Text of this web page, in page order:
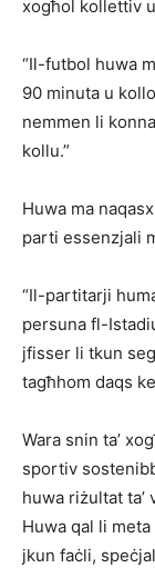
xogħol kollettiv
“Il-futbol huwa
90 minuta u
nemmen li
kollu.”
Huwa ma
parti essenzjali
“Il-partitarji
persuna fl-
jfisser li tkun
tagħhom daqs
Wara snin ta’
sportiv
huwa riżultat
Huwa qal li
jkun faċli,